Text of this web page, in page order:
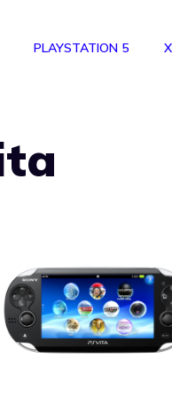
PLAYSTATION 5